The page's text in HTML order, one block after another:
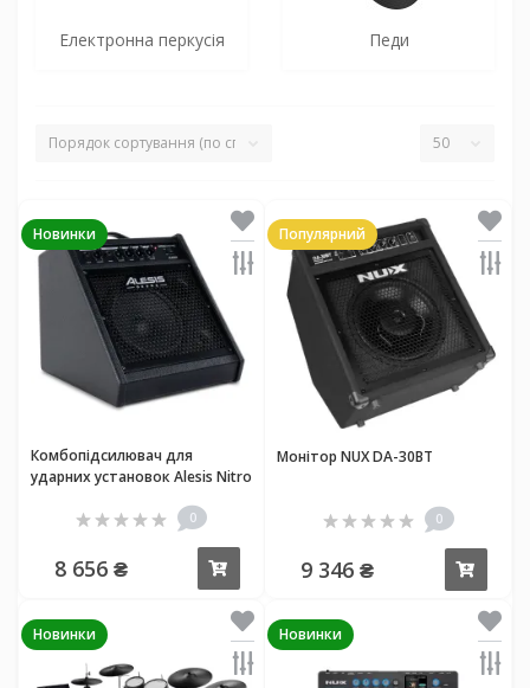
Електронна перкусія Педи
Новинки
Комбопідсилювач для
ударних установок Alesis Nitro
0
8 656 ₴
Популярний
Монітор NUX DA-30BT
0
9 346 ₴
Новинки Новинки